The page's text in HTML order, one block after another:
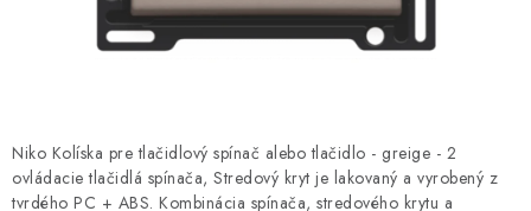
ELEKTRICKÉ VYKUROVANIE A VENTILÁCIA
SVIETIDLÁ A SVETELNÉ ZDROJE
ÚLOŽNÝ MATERIÁL
Niko Kolíska pre tlačidlový spínač alebo tlačidlo - greige - 2
ovládacie tlačidlá spínača, Stredový kryt je lakovaný a vyrobený z
tvrdého PC + ABS. Kombinácia spínača, stredového krytu a